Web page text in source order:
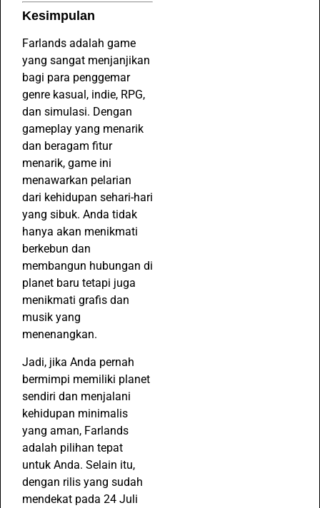
Kesimpulan
Farlands adalah game
yang sangat menjanjikan
bagi para penggemar
genre kasual, indie, RPG,
dan simulasi. Dengan
gameplay yang menarik
dan beragam fitur
menarik, game ini
menawarkan pelarian
dari kehidupan sehari-hari
yang sibuk. Anda tidak
hanya akan menikmati
berkebun dan
membangun hubungan di
planet baru tetapi juga
menikmati grafis dan
musik yang
menenangkan.
Jadi, jika Anda pernah
bermimpi memiliki planet
sendiri dan menjalani
kehidupan minimalis
yang aman, Farlands
adalah pilihan tepat
untuk Anda. Selain itu,
dengan rilis yang sudah
mendekat pada 24 Juli